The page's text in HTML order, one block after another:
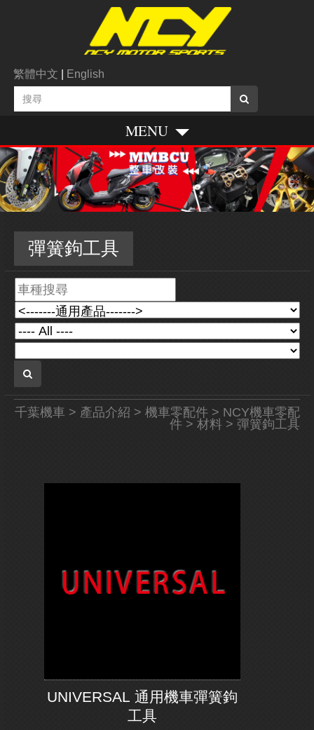
繁體中文 English
MENU
彈簧鉤工具
千葉機車 > 產品介紹 > 機車零配件 > NCY機車零配
件 > 材料> 彈簧鉤工具
UNIVERSAL 通用機車彈簧鉤
工具